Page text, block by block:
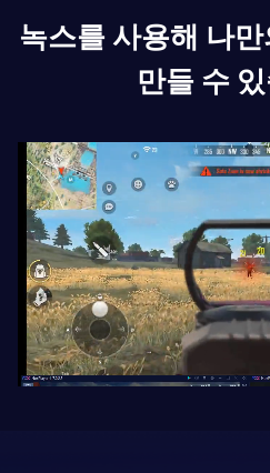
녹스를 사용해 나
만들 수